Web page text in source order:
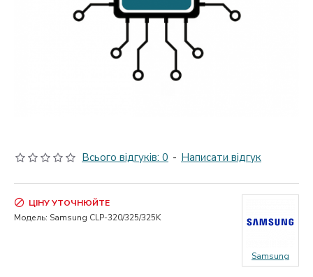
Всього відгуків: 0 - Написати відгук
ЦІНУ УТОЧНЮЙТЕ
Модель: Samsung CLP-320/325/325K
Samsung